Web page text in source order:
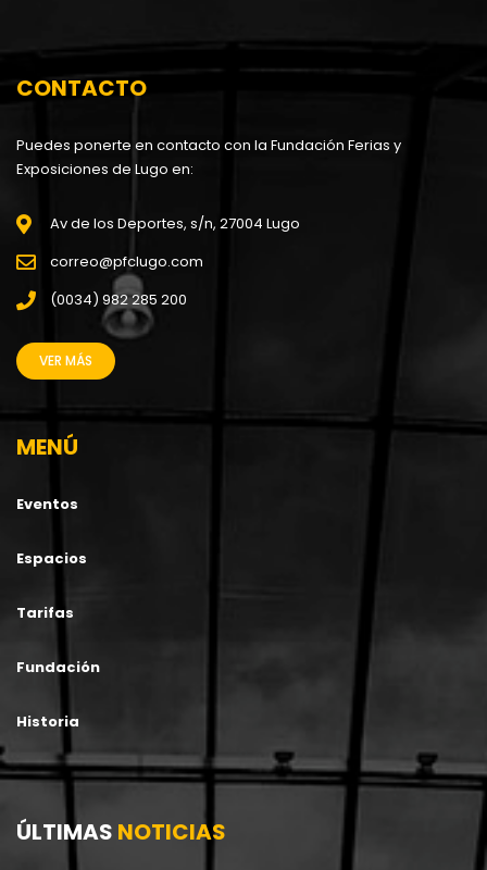
CONTACTO
Puedes ponerte en contacto con la Fundación Ferias y
Exposiciones de Lugo en:
Av de los Deportes, s/n, 27004 Lugo
correo@pfclugo.com
(0034) 982 285 200
VER MÁS
MENÚ
Eventos
Espacios
Tarifas
Fundación
Historia
ÚLTIMAS NOTICIAS